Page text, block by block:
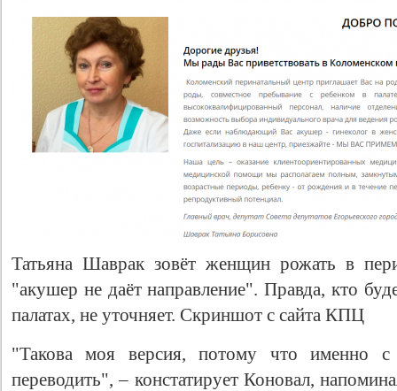
Татьяна Шаврак зовёт женщин рожать в
"акушер не даёт направление". Правда, кто
палатах, не уточняет. Скриншот с сайта КПЦ
"Такова моя версия, потому что именно
переводить", – констатирует Коновал,